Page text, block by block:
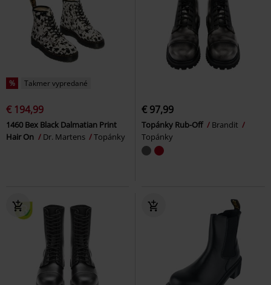
% Takmer vypredané
€ 194,99
1460 Bex Black Dalmatian Print
Hair On
Dr. Martens Topánky
€ 97,99
Topánky Rub-Off
Brandit
Topánky